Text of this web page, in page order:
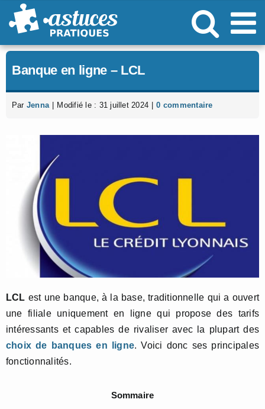
Passer
au
Banque en ligne – LCL
Par Jenna Modifié le : 31 juillet 2024 0 commentaire
LCL est une banque, à la base, traditionnelle qui a ouvert
une filiale uniquement en ligne qui propose des tarifs
intéressants et capables de rivaliser avec la plupart des
choix de banques en ligne. Voici donc ses principales
fonctionnalités.
Sommaire